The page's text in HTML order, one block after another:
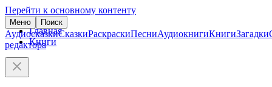
Перейти к основному контенту
Меню Поиск
АудиосказкиСказкиРаскраскиПесниАудиокнигиКнигиЗагадки
редактора
Главная
Книги